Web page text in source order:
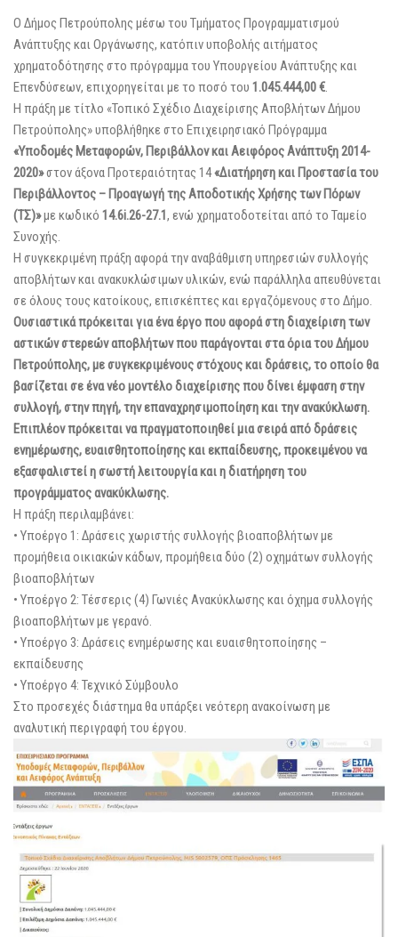
Ο Δήμος Πετρούπολης μέσω του Τμήματος Προγραμματισμού
Ανάπτυξης και Οργάνωσης, κατόπιν υποβολής αιτήματος
χρηματοδότησης στο πρόγραμμα του Υπουργείου Ανάπτυξης και
Επενδύσεων, επιχορηγείται με το ποσό του 1.045.444,00 €.
Η πράξη με τίτλο «Τοπικό Σχέδιο Διαχείρισης Αποβλήτων Δήμου
Πετρούπολης» υποβλήθηκε στο Επιχειρησιακό Πρόγραμμα
«Υποδομές Μεταφορών, Περιβάλλον και Αειφόρος Ανάπτυξη 2014-
2020»στον άξονα Προτεραιότητας 14«Διατήρηση και Προστασία του
Περιβάλλοντος – Προαγωγή της Αποδοτικής Χρήσης των Πόρων
(ΤΣ)»με κωδικό 14.6i.26-27.1, ενώ χρηματοδοτείται από το Ταμείο
Συνοχής.
Η συγκεκριμένη πράξη αφορά την αναβάθμιση υπηρεσιών συλλογής
αποβλήτων και ανακυκλώσιμων υλικών, ενώ παράλληλα απευθύνεται
σε όλους τους κατοίκους, επισκέπτες και εργαζόμενους στο Δήμο.
Ουσιαστικά πρόκειται για ένα έργο που αφορά στη διαχείριση των
αστικών στερεών αποβλήτων που παράγονται στα όρια του Δήμου
Πετρούπολης, με συγκεκριμένους στόχους και δράσεις, το οποίο θα
βασίζεται σε ένα νέο μοντέλο διαχείρισης που δίνει έμφαση στην
συλλογή, στην πηγή, την επαναχρησιμοποίηση και την ανακύκλωση.
Επιπλέον πρόκειται να πραγματοποιηθεί μια σειρά από δράσεις
ενημέρωσης, ευαισθητοποίησης και εκπαίδευσης, προκειμένου να
εξασφαλιστεί η σωστή λειτουργία και η διατήρηση του
προγράμματος ανακύκλωσης.
Η πράξη περιλαμβάνει:
• Υποέργο 1: Δράσεις χωριστής συλλογής βιοαποβλήτων με
προμήθεια οικιακών κάδων, προμήθεια δύο (2) οχημάτων συλλογής
βιοαποβλήτων
• Υποέργο 2: Τέσσερις (4) Γωνιές Ανακύκλωσης και όχημα συλλογής
βιοαποβλήτων με γερανό.
• Υποέργο 3: Δράσεις ενημέρωσης και ευαισθητοποίησης –
εκπαίδευσης
• Υποέργο 4: Τεχνικό Σύμβουλο
Στο προσεχές διάστημα θα υπάρξει νεότερη ανακοίνωση με
αναλυτική περιγραφή του έργου.